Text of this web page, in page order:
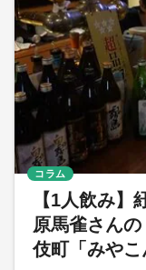
【1人飲み】
原馬雀さん
伎町「みやこ
コラム